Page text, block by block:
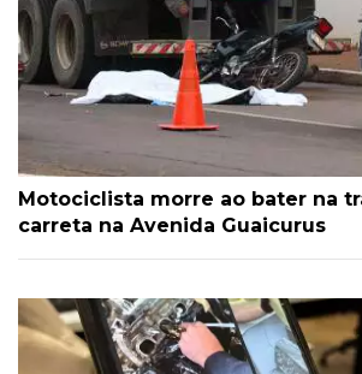
Motociclista morre ao bater na
carreta na Avenida Guaicurus